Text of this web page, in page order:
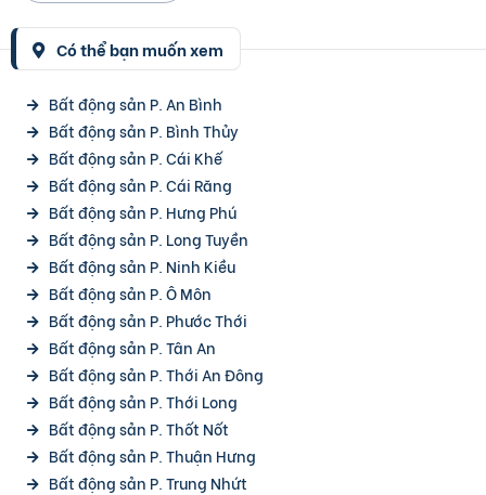
Có thể bạn muốn xem
Bất động sản P. An Bình
Bất động sản P. Bình Thủy
Bất động sản P. Cái Khế
Bất động sản P. Cái Răng
Bất động sản P. Hưng Phú
Bất động sản P. Long Tuyền
Bất động sản P. Ninh Kiều
Bất động sản P. Ô Môn
Bất động sản P. Phước Thới
Bất động sản P. Tân An
Bất động sản P. Thới An Đông
Bất động sản P. Thới Long
Bất động sản P. Thốt Nốt
Bất động sản P. Thuận Hưng
Bất động sản P. Trung Nhứt